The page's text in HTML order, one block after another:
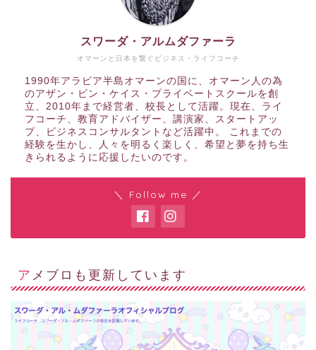
オマーンと日本を繋ぐビジネス・ライフコーチ
スワーダ・アルムダファーラ
1990年アラビア半島オマーンの国に、オマーン人の為
のアザン・ビン・ケイス・プライベートスクールを創
立、2010年まで経営者、校長として活躍。現在、ライ
フコーチ、教育アドバイザー、講演家、スタートアッ
プ、ビジネスコンサルタントなど活躍中。 これまでの
経験を生かし、人々を明るく楽しく、希望と夢を持ち生
きられるように応援したいのです。
＼ Follow me ／
アメブロも更新しています